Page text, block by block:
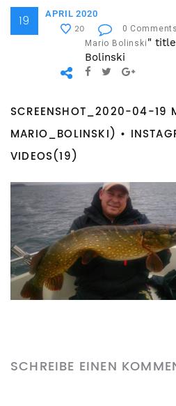
19 APRIL 2020
20
0 Comments
Mario Bolinski "
Bolinski
SCREENSHOT_2020-04-19
MARIO_BOLINSKI) •
VIDEOS(19)
SCHREIBE EINEN